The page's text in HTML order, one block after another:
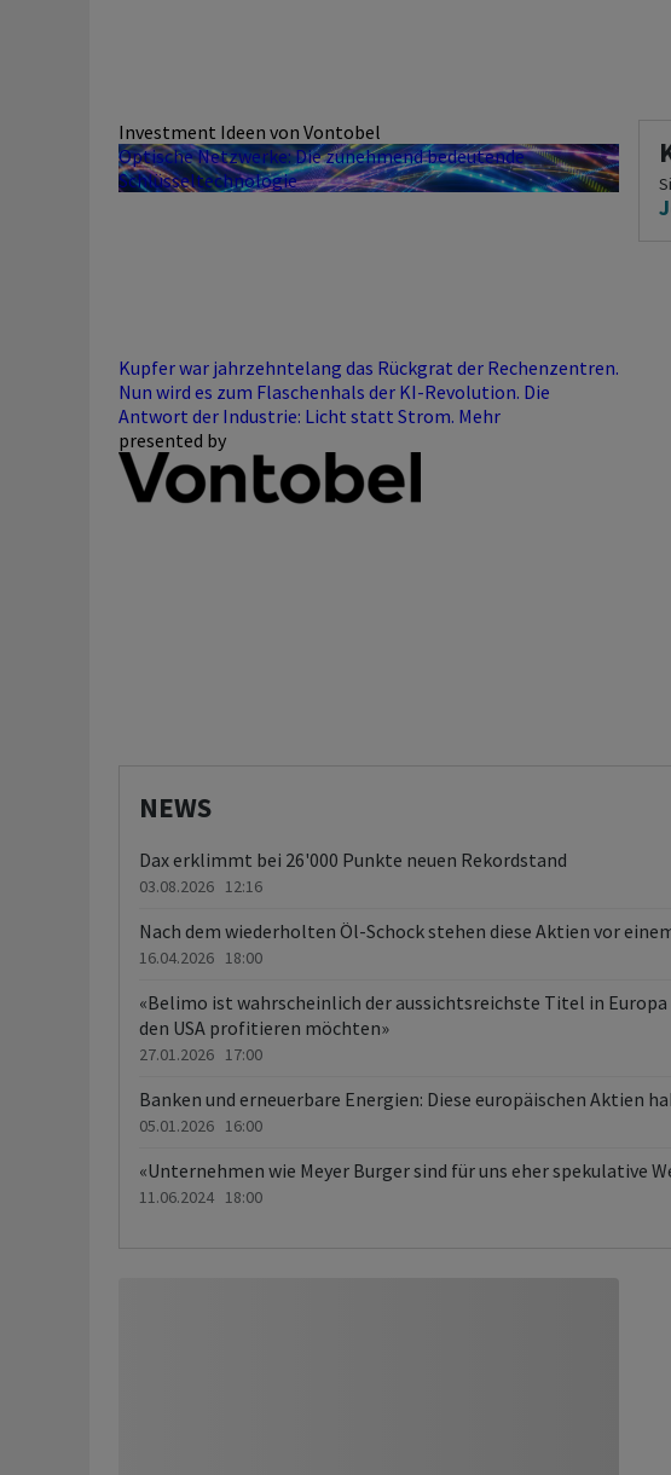
Investment Ideen von Vontobel
Optische Netzwerke: Die zunehmend bedeutende
Schlüsseltechnologie
Kupfer war jahrzehntelang das Rückgrat der Rechenzentren.
Nun wird es zum Flaschenhals der KI-Revolution. Die
Antwort der Industrie: Licht statt Strom. Mehr
presented by
NEWS
Dax erklimmt bei 26'000 Punkte neuen Rekordstand
03.08.2026 12:16
Nach dem wiederholten Öl-Schock stehen diese Aktien vor
16.04.2026 18:00
«Belimo ist wahrscheinlich der aussichtsreichste Titel in
den USA profitieren möchten»
27.01.2026 17:00
Banken und erneuerbare Energien: Diese europäischen Aktien
05.01.2026 16:00
«Unternehmen wie Meyer Burger sind für uns eher spekulative
11.06.2024 18:00